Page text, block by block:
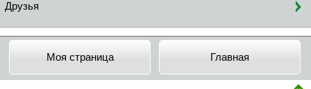
Друзья
Моя страница Главная